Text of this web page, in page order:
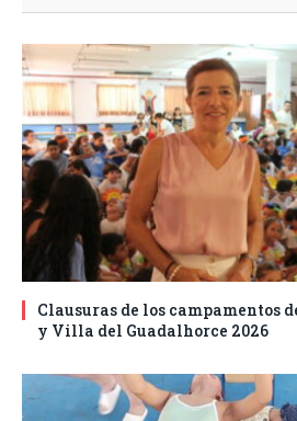
Clausuras de los campamentos
y Villa del Guadalhorce 2026